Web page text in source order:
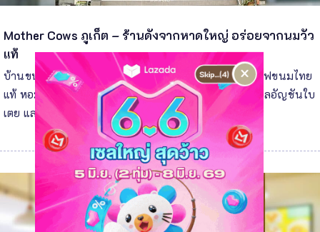
Mother Cows ภูเก็ต – ร้านดังจากหาดใหญ่ อร่อยจากนมวัว
แท้
บ้านขนมหวาน ดีต่อใจ ร้านขนมหวานชื่อดังในภูเก็ต เสิร์ฟขนมไทย
แท้ หอมกะทิ รสละมุน เมนูแนะนำบัวลอยไข่หวาน อินทนิลอัญชันใบ
เตย และข้าวเหนียวเปียกลำไย
×